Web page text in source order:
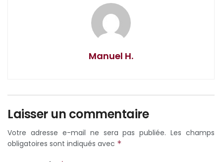
Manuel H.
Laisser un commentaire
Votre adresse e-mail ne sera pas publiée. Les champs
obligatoires sont indiqués avec *